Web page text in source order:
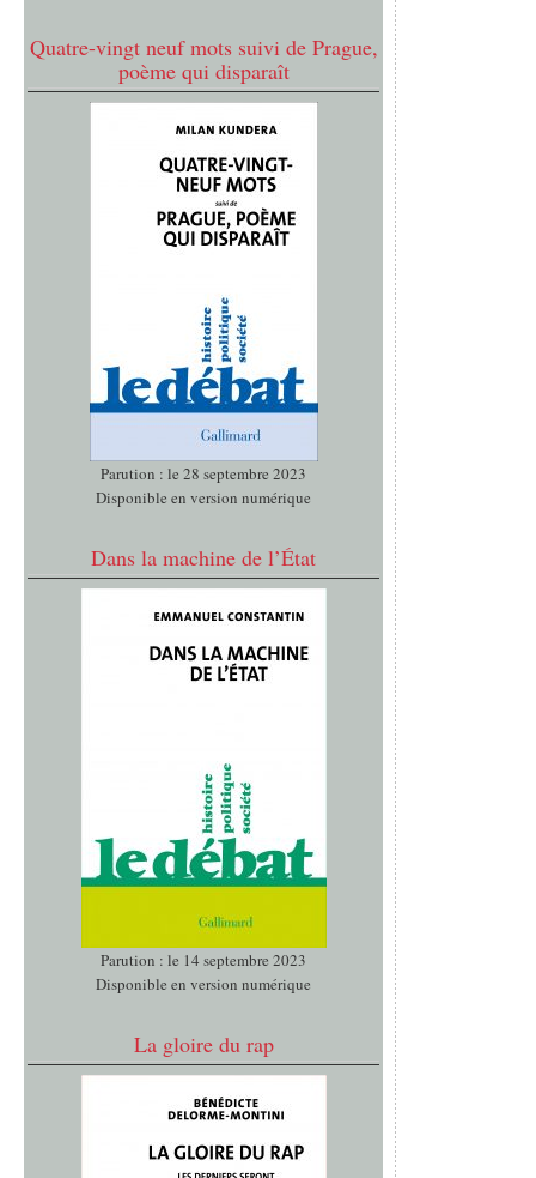
Quatre-vingt neuf mots suivi de Prague,
poème qui disparaît
Parution : le 28 septembre 2023
Disponible en version numérique
Dans la machine de l’État
Parution : le 14 septembre 2023
Disponible en version numérique
La gloire du rap